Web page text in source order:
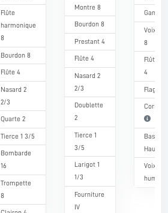
Flûte
harmonique
8
Bourdon 8
Flûte 4
Nasard 2
2/3
Quarte 2
Tierce 1 3/5
Bombarde
16
Trompette
8
Montre 8
Bourdon 8
Prestant 4
Flûte 4
Nasard 2
2/3
Doublette
2
Tierce 1
3/5
Larigot 1
1/3
Fourniture
IV
Gambe
Voix
8
Flûte
4
Cornet
Basson-
Voix